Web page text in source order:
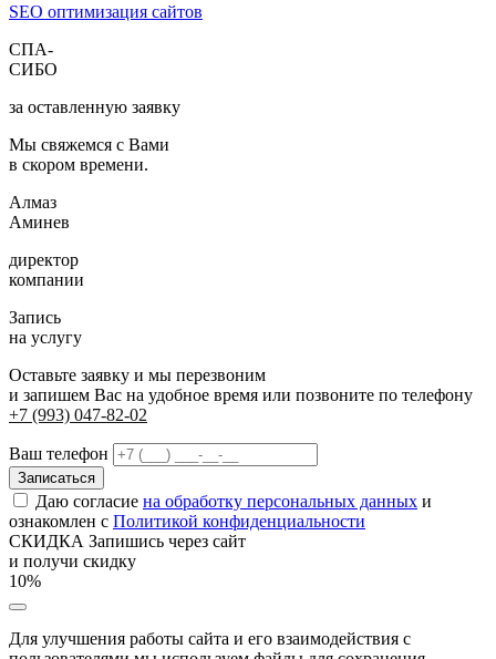
SEO оптимизация сайтов
СПА-
СИБО
за оставленную заявку
Мы свяжемся с Вами
в скором времени.
Алмаз
Аминев
директор
компании
Запись
на услугу
Оставьте заявку и мы перезвоним
и запишем Вас на удобное время или позвоните по телефону
+7 (993) 047-82-02
Ваш телефон
Даю согласие на обработку персональных данных и
ознакомлен с Политикой конфиденциальности
СКИДКА Запишись через сайт
и получи скидку
10%
Для улучшения работы сайта и его взаимодействия с